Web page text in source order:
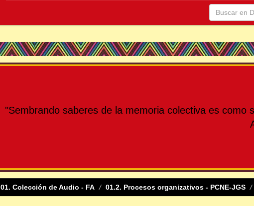
"Sembrando saberes de la memoria colectiva es como
01. Colección de Audio - FA 01.2. Procesos organizativos - PCNE-JGS